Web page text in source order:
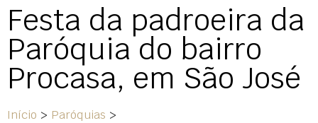
Festa da padroeira da
Paróquia do bairro
Procasa, em São José
Início > Paróquias >